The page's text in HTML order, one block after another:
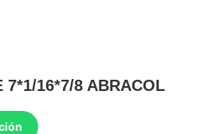
7*1/16*7/8 ABRACOL